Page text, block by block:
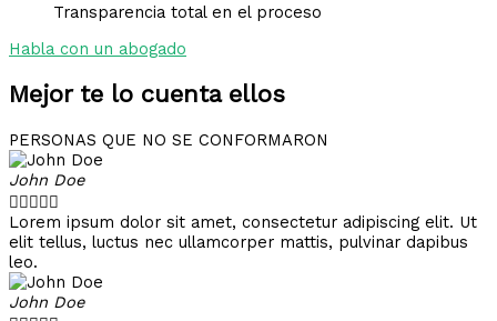
Transparencia total en el proceso
Habla con un abogado
Mejor te lo cuenta ellos
PERSONAS QUE NO SE CONFORMARON
John Doe

Lorem ipsum dolor sit amet, consectetur adipiscing elit. Ut
elit tellus, luctus nec ullamcorper mattis, pulvinar dapibus
leo.
John Doe